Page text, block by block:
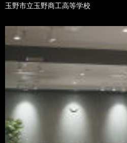
玉野市立玉野商工高等学校